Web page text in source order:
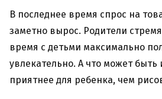
В последнее время спрос на
заметно вырос. Родители
время с детьми максимально
увлекательно. А что может быть
приятнее для ребенка, чем